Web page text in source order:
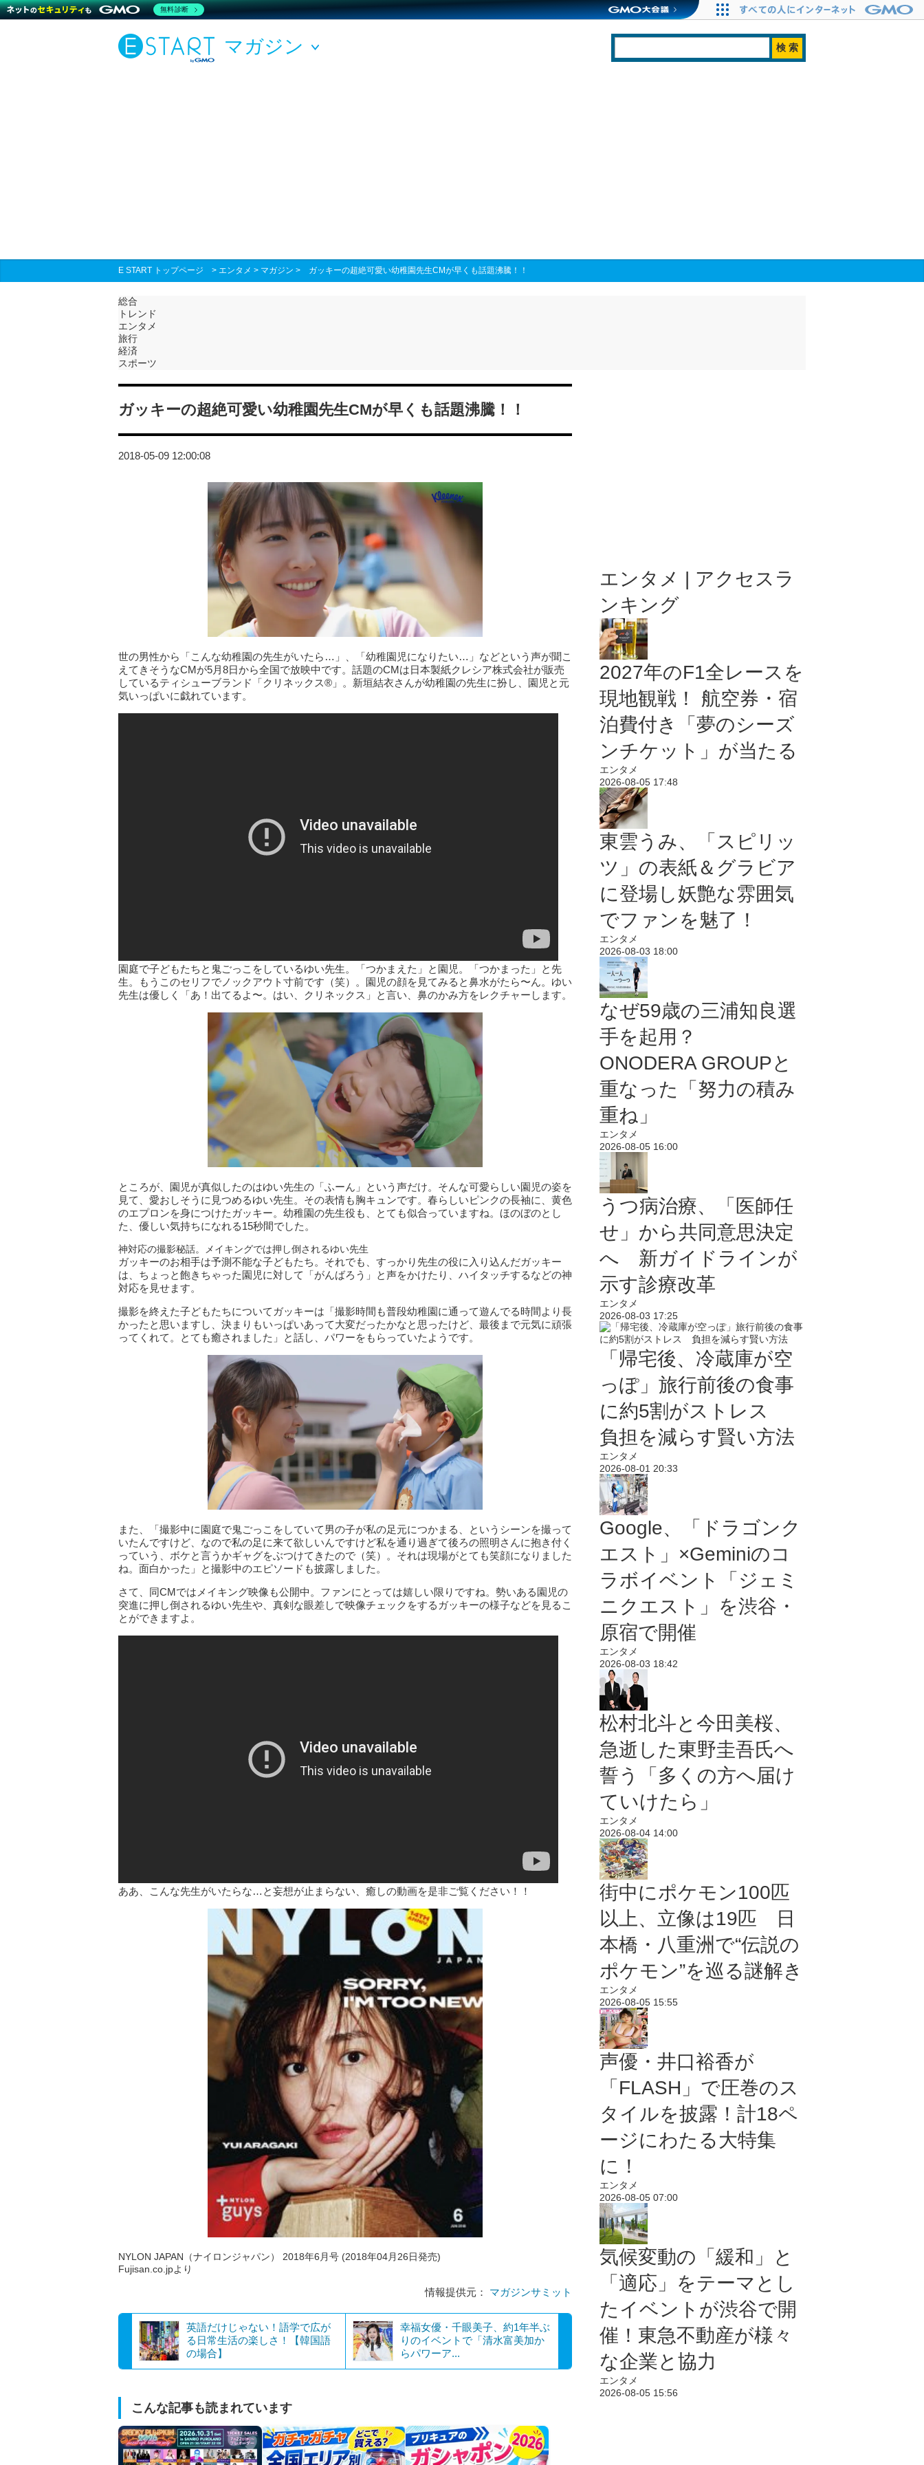
マガジン
E START トップページ > エンタメ > マガジン > ガッキーの超絶可愛い幼稚園先生CMが早くも話題沸騰！！
総合
トレンド
エンタメ
旅行
経済
スポーツ
ガッキーの超絶可愛い幼稚園先生CMが早くも話題沸騰！！
2018-05-09 12:00:08
世の男性から「こんな幼稚園の先生がいたら…」、「幼稚園児になりたい…」などという声が聞こ
えてきそうなCMが5月8日から全国で放映中です。話題のCMは日本製紙クレシア株式会社が販売
しているティシューブランド「クリネックス®」。新垣結衣さんが幼稚園の先生に扮し、園児と元
気いっぱいに戯れています。
園庭で子どもたちと鬼ごっこをしているゆい先生。「つかまえた」と園児。「つかまった」と先
生。もうこのセリフでノックアウト寸前です（笑）。園児の顔を見てみると鼻水がたら〜ん。ゆい
先生は優しく「あ！出てるよ〜。はい、クリネックス」と言い、鼻のかみ方をレクチャーします。
ところが、園児が真似したのはゆい先生の「ふーん」という声だけ。そんな可愛らしい園児の姿を
見て、愛おしそうに見つめるゆい先生。その表情も胸キュンです。春らしいピンクの長袖に、黄色
のエプロンを身につけたガッキー。幼稚園の先生役も、とても似合っていますね。ほのぼのとし
た、優しい気持ちになれる15秒間でした。
神対応の撮影秘話。メイキングでは押し倒されるゆい先生
ガッキーのお相手は予測不能な子どもたち。それでも、すっかり先生の役に入り込んだガッキー
は、ちょっと飽きちゃった園児に対して「がんばろう」と声をかけたり、ハイタッチするなどの神
対応を見せます。
撮影を終えた子どもたちについてガッキーは「撮影時間も普段幼稚園に通って遊んでる時間より長
かったと思いますし、決まりもいっぱいあって大変だったかなと思ったけど、最後まで元気に頑張
ってくれて。とても癒されました」と話し、パワーをもらっていたようです。
また、「撮影中に園庭で鬼ごっこをしていて男の子が私の足元につかまる、というシーンを撮って
いたんですけど、なので私の足に来て欲しいんですけど私を通り過ぎて後ろの照明さんに抱き付く
っていう、ボケと言うかギャグをぶつけてきたので（笑）。それは現場がとても笑顔になりました
ね。面白かった」と撮影中のエピソードも披露しました。
さて、同CMではメイキング映像も公開中。ファンにとっては嬉しい限りですね。勢いある園児の
突進に押し倒されるゆい先生や、真剣な眼差しで映像チェックをするガッキーの様子などを見るこ
とができますよ。
ああ、こんな先生がいたらな…と妄想が止まらない、癒しの動画を是非ご覧ください！！
NYLON JAPAN（ナイロンジャパン） 2018年6月号 (2018年04月26日発売)
Fujisan.co.jpより
情報提供元： マガジンサミット
英語だけじゃない！語学で広が
る日常生活の楽しさ！【韓国語
の場合】
幸福女優・千眼美子、約1年半ぶ
りのイベントで「清水富美加か
らパワーア...
こんな記事も読まれています
エンタメ | アクセスラ
ンキング
2027年のF1全レースを
現地観戦！ 航空券・宿
泊費付き「夢のシーズ
ンチケット」が当たる
エンタメ
2026-08-05 17:48
東雲うみ、「スピリッ
ツ」の表紙＆グラビア
に登場し妖艶な雰囲気
でファンを魅了！
エンタメ
2026-08-03 18:00
なぜ59歳の三浦知良選
手を起用？
ONODERA GROUPと
重なった「努力の積み
重ね」
エンタメ
2026-08-05 16:00
うつ病治療、「医師任
せ」から共同意思決定
へ 新ガイドラインが
示す診療改革
エンタメ
2026-08-03 17:25
「帰宅後、冷蔵庫が空
っぽ」旅行前後の食事
に約5割がストレス
負担を減らす賢い方法
エンタメ
2026-08-01 20:33
Google、「ドラゴンク
エスト」×Geminiのコ
ラボイベント「ジェミ
ニクエスト」を渋谷・
原宿で開催
エンタメ
2026-08-03 18:42
松村北斗と今田美桜、
急逝した東野圭吾氏へ
誓う「多くの方へ届け
ていけたら」
エンタメ
2026-08-04 14:00
街中にポケモン100匹
以上、立像は19匹 日
本橋・八重洲で“伝説の
ポケモン”を巡る謎解き
エンタメ
2026-08-05 15:55
声優・井口裕香が
「FLASH」で圧巻のス
タイルを披露！計18ペ
ージにわたる大特集
に！
エンタメ
2026-08-05 07:00
気候変動の「緩和」と
「適応」をテーマとし
たイベントが渋谷で開
催！東急不動産が様々
な企業と協力
エンタメ
2026-08-05 15:56
無料診断